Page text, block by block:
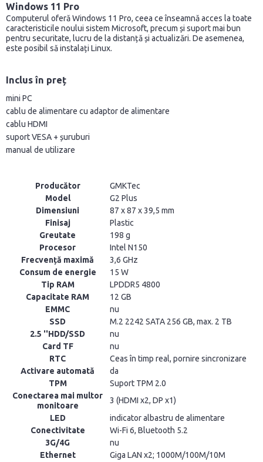
Windows 11 Pro
Computerul oferă Windows 11 Pro, ceea ce înseamnă acces la toate
caracteristicile noului sistem Microsoft, precum și suport mai bun
pentru securitate, lucru de la distanță și actualizări. De asemenea,
este posibil să instalați Linux.
Inclus în preț
mini PC
cablu de alimentare cu adaptor de alimentare
cablu HDMI
suport VESA + șuruburi
manual de utilizare
Producător
GMKTec
Model
G2 Plus
Dimensiuni
87 x 87 x 39,5 mm
Finisaj
Plastic
Greutate
198 g
Procesor
Intel N150
Frecvență maximă
3,6 GHz
Consum de energie
15 W
Tip RAM
LPDDR5 4800
Capacitate RAM
12 GB
EMMC
nu
SSD
M.2 2242 SATA 256 GB, max. 2 TB
2.5 ''HDD/SSD
nu
Card TF
nu
RTC
Ceas în timp real, pornire sincronizare
Activare automată
da
TPM
Suport TPM 2.0
Conectarea mai multor
monitoare
3 (HDMI x2, DP x1)
LED
indicator albastru de alimentare
Conectivitate
Wi-Fi 6, Bluetooth 5.2
3G/4G
nu
Ethernet
Giga LAN x2; 1000M/100M/10M